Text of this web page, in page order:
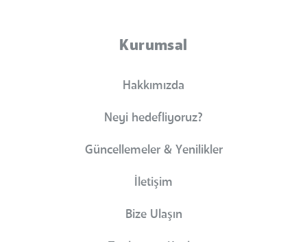
Kurumsal
Hakkımızda
Neyi hedefliyoruz?
Güncellemeler & Yenilikler
İletişim
Bize Ulaşın